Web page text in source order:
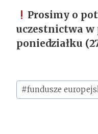
Prosimy o
uczestnictwa w
poniedziałku
Tagi
wpisu:
#fundusze